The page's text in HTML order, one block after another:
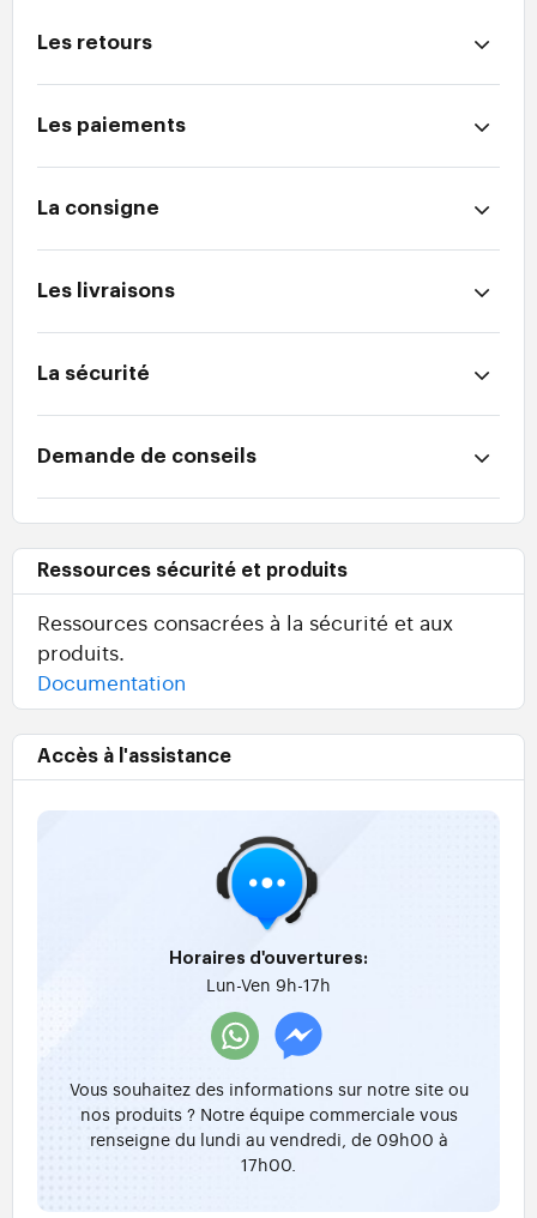
Les retours
Les paiements
La consigne
Les livraisons
La sécurité
Demande de conseils
Ressources sécurité et produits
Ressources consacrées à la sécurité et aux
produits.
Documentation
Accès à l'assistance
Horaires d'ouvertures:
Lun-Ven 9h-17h
Vous souhaitez des informations sur notre site ou
nos produits ? Notre équipe commerciale vous
renseigne du lundi au vendredi, de 09h00 à
17h00.